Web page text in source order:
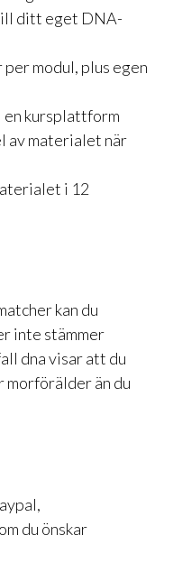
ditt eget DNA-
per modul, plus egen
kursplattform
av materialet när
i 12
kan du
inte stämmer
dna visar att du
morförälder än du
du önskar